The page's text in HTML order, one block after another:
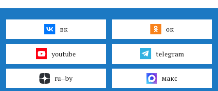
вк ок
youtube telegram
ru–by макс